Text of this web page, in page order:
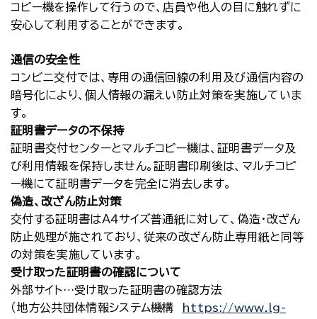
コピー機を操作して行うので、店員や他人の目に触れずに
安心して利用することができます。
通信の安全性
コンビニ交付では、専用の通信回線の利用及び通信内容の
暗号化により、個人情報の漏えい防止対策を実施していま
す。
証明書データの不保持
証明書交付センターとマルチコピー機は、証明書データ及
び利用情報を保持しません。証明書印刷後は、マルチコピ
ー機にて証明書データを完全に消去します。
偽造、改ざん防止対策
交付する証明書はＡ４サイズ普通紙に対して、偽造・改ざん
防止処理が施されており、従来の改ざん防止専用紙と同等
の対策を実施しています。
受け取った証明書の確認について
外部サイト…受け取った証明書の確認方法
（地方公共団体情報システム機構
https://www.lg-